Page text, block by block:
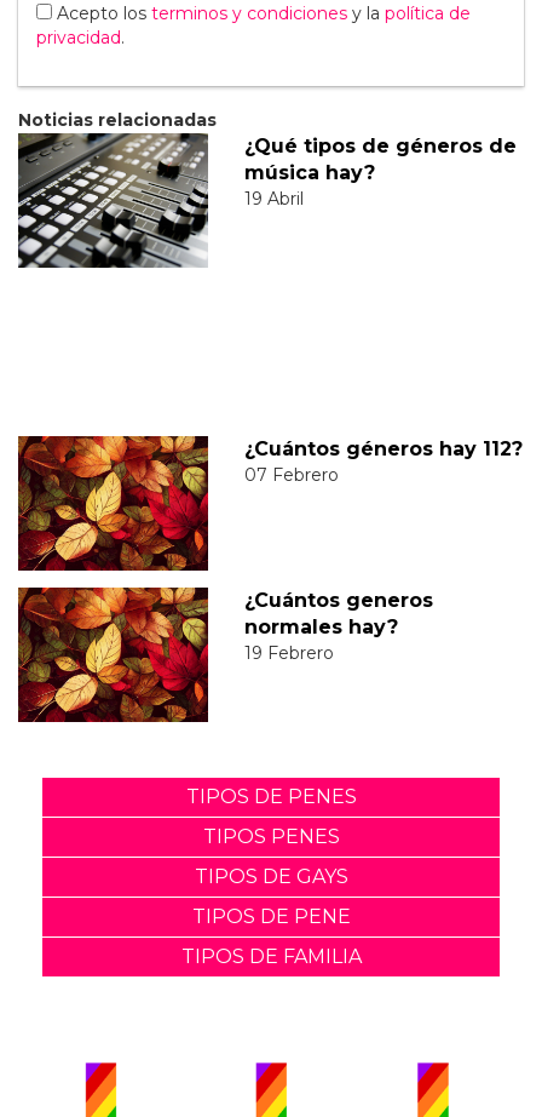
Acepto los terminos y condiciones y la política de
privacidad.
Noticias relacionadas
¿Qué tipos de géneros de
música hay?
19 Abril
¿Cuántos géneros hay 112?
07 Febrero
¿Cuántos generos
normales hay?
19 Febrero
TIPOS DE PENES
TIPOS PENES
TIPOS DE GAYS
TIPOS DE PENE
TIPOS DE FAMILIA